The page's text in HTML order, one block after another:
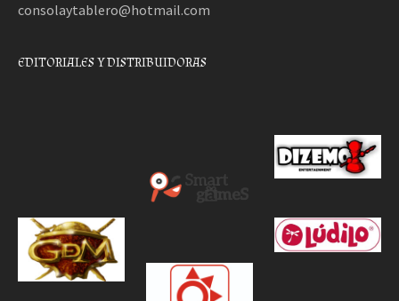
consolaytablero@hotmail.com
EDITORIALES Y DISTRIBUIDORAS